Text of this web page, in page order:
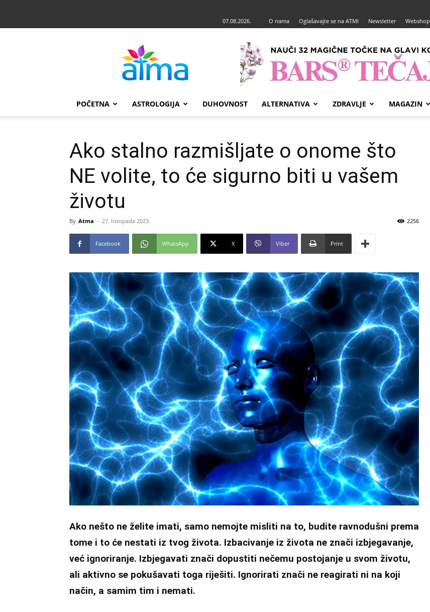
07.08.2026. O nama Oglašavajte se na ATMI Newsletter Webshop
POČETNA ASTROLOGIJA DUHOVNOST ALTERNATIVA ZDRAVLJE MAGAZIN
Ako stalno razmišljate o onome što
NE volite, to će sigurno biti u vašem
životu
By Atma - 27. listopada 2023. 2256
Facebook WhatsApp X Viber Print
Ako nešto ne želite imati, samo nemojte misliti na to, budite ravnodušni prema
tome i to će nestati iz tvog života. Izbacivanje iz života ne znači izbjegavanje,
već ignoriranje. Izbjegavati znači dopustiti nečemu postojanje u svom životu,
ali aktivno se pokušavati toga riješiti. Ignorirati znači ne reagirati ni na koji
način, a samim tim i nemati.